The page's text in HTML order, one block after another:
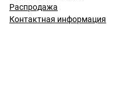
Распродажа
Контактная информация